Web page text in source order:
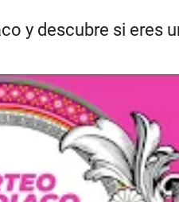
y descubre si eres